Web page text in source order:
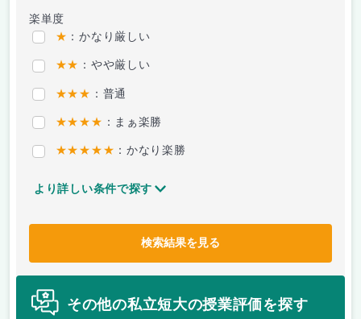
楽単度
★ ：かなり厳しい
★★ ：やや厳しい
★★★ ：普通
★★★★ ：まぁ楽勝
★★★★★ ：かなり楽勝
より詳しい条件で探す
検索結果を見る
その他の私立短大の授業評価を探す